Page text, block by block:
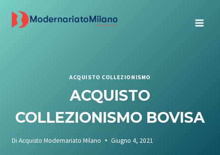
ACQUISTO COLLEZIONISMO
ACQUISTO
COLLEZIONISMO BOVISA
Di Acquisto Modernariato Milano Giugno 4, 2021